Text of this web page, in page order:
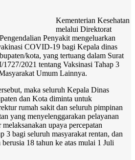
Kementerian Kesehatan
melalui Direktorat
Penyakit mengeluarkan
COVID-19 bagi Kepala dinas
kota, yang tertuang dalam Surat
2021 tentang Vaksinasi Tahap 3
Umum Lainnya.
maka seluruh Kepala Dinas
dan Kota diminta untuk
rumah sakit dan seluruh pimpinan
yang menyelenggarakan pelayanan
upaya percepatan
3 bagi seluruh masyarakat rentan, dan
18 tahun ke atas mulai 1 Juli